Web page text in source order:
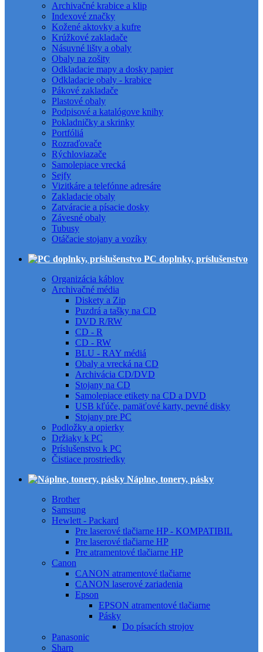
Archivačné krabice a klip
Indexové značky
Kožené aktovky a kufre
Krúžkové zakladače
Násuvné lišty a obaly
Obaly na zošity
Odkladacie mapy a dosky papier
Odkladacie obaly - krabice
Pákové zakladače
Plastové obaly
Podpisové a katalógove knihy
Pokladničky a skrinky
Portfóliá
Rozraďovače
Rýchloviazače
Samolepiace vrecká
Sejfy
Vizitkáre a telefónne adresáre
Zakladacie obaly
Zatváracie a písacie dosky
Závesné obaly
Tubusy
Otáčacie stojany a vozíky
PC doplnky, príslušenstvo
Organizácia káblov
Archivačné média
Diskety a Zip
Puzdrá a tašky na CD
DVD R/RW
CD - R
CD - RW
BLU - RAY médiá
Obaly a vrecká na CD
Archivácia CD/DVD
Stojany na CD
Samolepiace etikety na CD a DVD
USB kľúče, pamäťové karty, pevné disky
Stojany pre PC
Podložky a opierky
Držiaky k PC
Príslušenstvo k PC
Čistiace prostriedky
Náplne, tonery, pásky
Brother
Samsung
Hewlett - Packard
Pre laserové tlačiarne HP - KOMPATIBIL
Pre laserové tlačiarne HP
Pre atramentové tlačiarne HP
Canon
CANON atramentové tlačiarne
CANON laserové zariadenia
Epson
EPSON atramentové tlačiarne
Pásky
Do písacích strojov
Panasonic
Sharp